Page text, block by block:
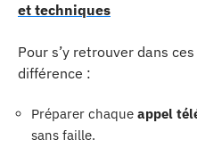
et techniques
Pour s’y retrouver dans
différence :
Préparer chaque appel
sans faille.